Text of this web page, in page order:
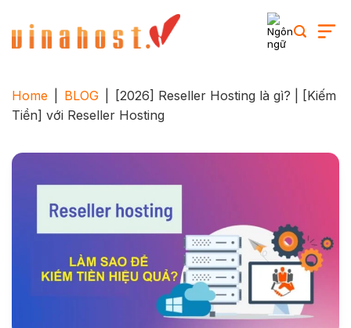
content
Home BLOG
[2026] Reseller Hosting là gì? | [Kiếm
Tiền] với Reseller Hosting